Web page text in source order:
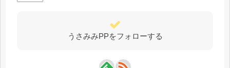
うさみみPPをフォローする